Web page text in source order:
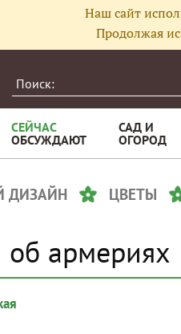
Наш сайт
Продолжая
СЕЙЧАС
ОБСУЖДАЮТ
САД И
ОГОРОД
ДИЗАЙН ЦВЕТЫ
армериях